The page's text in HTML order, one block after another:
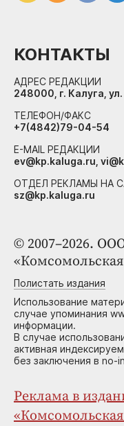
© 2007–2026.
Полистать издания
Использование
случае упоминания
информации.
В случае
активная
без заключения в no-
Реклама в
КОНТАКТЫ
АДРЕС РЕДАКЦИИ
248000, г. Калуга,
ТЕЛЕФОН/ФАКС
+7(4842)79-04-54
E-MAIL РЕДАКЦИИ
ev@kp.kaluga.ru,
ОТДЕЛ РЕКЛАМЫ НА
sz@kp.kaluga.ru